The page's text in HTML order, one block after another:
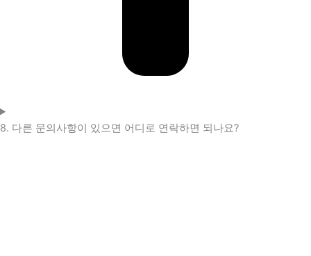
8. 다른 문의사항이 있으면 어디로 연락하면 되나요?